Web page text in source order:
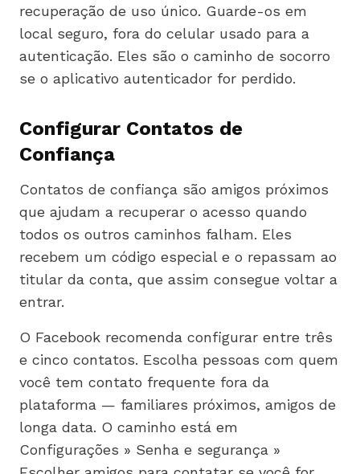
recuperação de uso único. Guarde-os em
local seguro, fora do celular usado para a
autenticação. Eles são o caminho de socorro
se o aplicativo autenticador for perdido.
Configurar Contatos de
Confiança
Contatos de confiança são amigos próximos
que ajudam a recuperar o acesso quando
todos os outros caminhos falham. Eles
recebem um código especial e o repassam ao
titular da conta, que assim consegue voltar a
entrar.
O Facebook recomenda configurar entre três
e cinco contatos. Escolha pessoas com quem
você tem contato frequente fora da
plataforma — familiares próximos, amigos de
longa data. O caminho está em
Configurações » Senha e segurança »